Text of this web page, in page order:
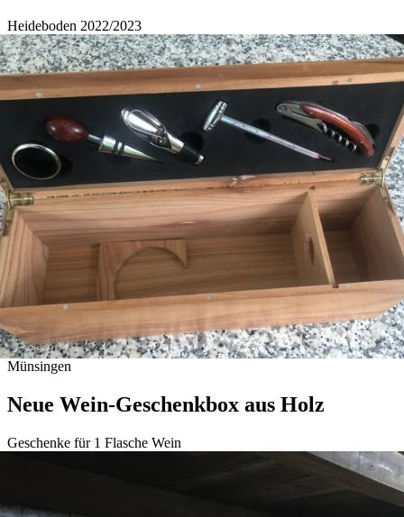
Heideboden 2022/2023
Münsingen
Neue Wein-Geschenkbox aus Holz
Geschenke für 1 Flasche Wein